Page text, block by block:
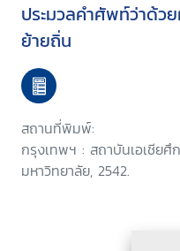
ประมวลคำศัพท์ว่าด้ว
ย้ายถิ่น
สถานที่พิมพ์:
กรุงเทพฯ : สถาบันเอเชีย
มหาวิทยาลัย, 2542.